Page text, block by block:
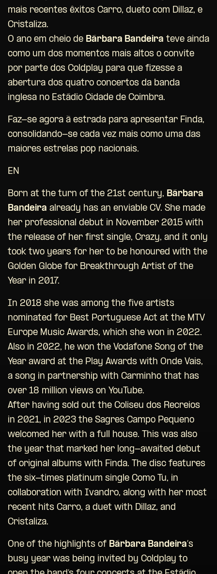
mais recentes êxitos Carro, dueto com Dillaz, e
Cristaliza.
O ano em cheio de Bárbara Bandeira teve ainda
como um dos momentos mais altos o convite
por parte dos Coldplay para que fizesse a
abertura dos quatro concertos da banda
inglesa no Estádio Cidade de Coimbra.
Faz-se agora à estrada para apresentar Finda,
consolidando-se cada vez mais como uma das
maiores estrelas pop nacionais.
EN
Born at the turn of the 21st century, Bárbara
Bandeira already has an enviable CV. She made
her professional debut in November 2015 with
the release of her first single, Crazy, and it only
took two years for her to be honoured with the
Golden Globe for Breakthrough Artist of the
Year in 2017.
In 2018 she was among the five artists
nominated for Best Portuguese Act at the MTV
Europe Music Awards, which she won in 2022.
Also in 2022, he won the Vodafone Song of the
Year award at the Play Awards with Onde Vais,
a song in partnership with Carminho that has
over 18 million views on YouTube.
After having sold out the Coliseu dos Recreios
in 2021, in 2023 the Sagres Campo Pequeno
welcomed her with a full house. This was also
the year that marked her long-awaited debut
of original albums with Finda. The disc features
the six-times platinum single Como Tu, in
collaboration with Ivandro, along with her most
recent hits Carro, a duet with Dillaz, and
Cristaliza.
One of the highlights of Bárbara Bandeira’s
busy year was being invited by Coldplay to